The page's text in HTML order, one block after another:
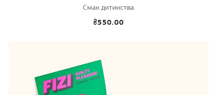
Смак дитинства
₴550.00